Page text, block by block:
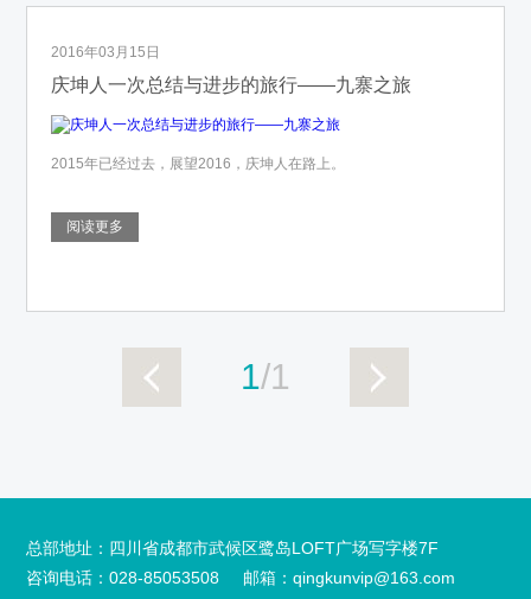
2016年03月15日
庆坤人一次总结与进步的旅行——九寨之旅
2015年已经过去，展望2016，庆坤人在路上。
阅读更多
1/1
总部地址：四川省成都市武候区鹭岛LOFT广场写字楼7F
咨询电话：028-85053508
邮箱：qingkunvip@163.com